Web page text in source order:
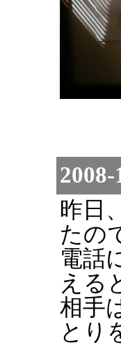
昨日
たの
電話
える
相手
とり